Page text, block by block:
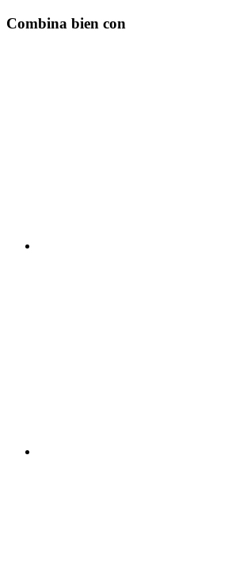
Combina bien con